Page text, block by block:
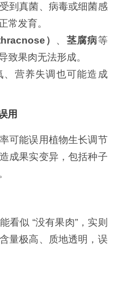
到真菌、病毒或细菌感
常发育。
） 、 茎腐病等
致果肉无法形成。
、营养失调也可能造成
用
可能误用植物生长调节
成果实变异，包括种子
看似 “没有果肉”，实则
量极高、质地透明，误